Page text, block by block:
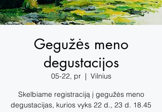
Gegužės meno
degustacijos
05-22, pr
  |
Vilnius
Skelbiame registraciją į gegužės meno
degustacijas, kurios vyks 22 d., 23 d. 18.45